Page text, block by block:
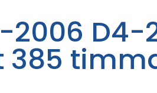
2006
385